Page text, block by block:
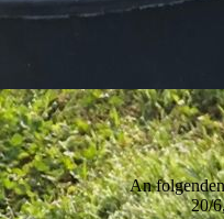
An
20/